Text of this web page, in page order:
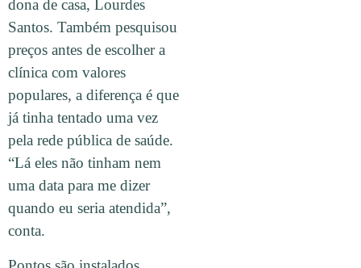
dona de casa, Lourdes
Santos. Também pesquisou
preços antes de escolher a
clínica com valores
populares, a diferença é que
já tinha tentado uma vez
pela rede pública de saúde.
“Lá eles não tinham nem
uma data para me dizer
quando eu seria atendida”,
conta.